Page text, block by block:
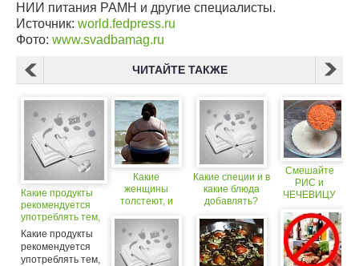
НИИ питания РАМН и другие специалисты.
Источник: world.fedpress.ru
Фото: www.svadbamag.ru
ЧИТАЙТЕ ТАКЖЕ
Какие продукты
рекомендуется
употреблять тем,
кто следит за
аппетитом?
Какие продукты
рекомендуется
употреблять тем,
Какие
женщины
толстеют, и
Какие специи и в
какие блюда
добавлять?
Смешайте
РИС и
ЧЕЧЕВИЦУ
останетесь
довольны
результатом